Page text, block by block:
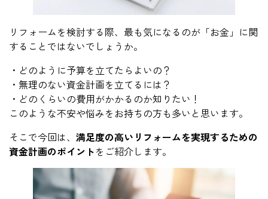
リフォームを検討する際、最も気になるのが「お金」に関
することではないでしょうか。
・どのように予算を立てたらよいの？
・無理のない資金計画を立てるには？
・どのくらいの費用がかかるのか知りたい！
このような不安や悩みをお持ちの方も多いと思います。
そこで今回は、 満足度の高いリフォームを実現するための
資金計画のポイントをご紹介します。